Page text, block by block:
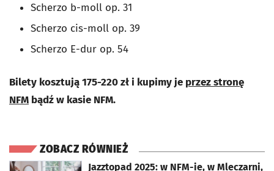
Scherzo b-moll op. 31
Scherzo cis-moll op. 39
Scherzo E-dur op. 54
Bilety kosztują 175-220 zł i kupimy je przez stronę
NFM bądź w kasie NFM.
ZOBACZ RÓWNIEŻ
Jazztopad 2025: w NFM-ie, w Mleczarni,
otworzy się w nowej karcie